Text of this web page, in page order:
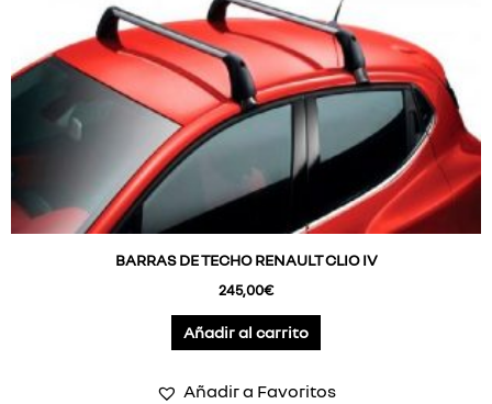
BARRAS DE TECHO RENAULT CLIO IV
245,00€
Añadir al carrito
Añadir a Favoritos